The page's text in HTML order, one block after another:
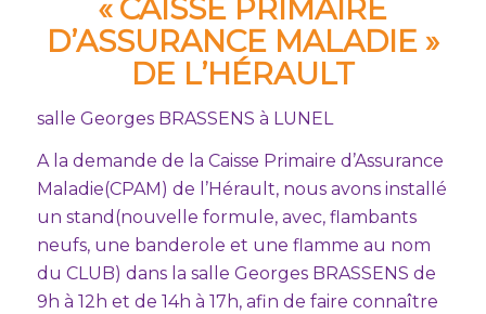
« CAISSE PRIMAIRE
D’ASSURANCE MALADIE »
DE L’HÉRAULT
salle Georges BRASSENS à LUNEL
A la demande de la Caisse Primaire d’Assurance
Maladie(CPAM) de l’Hérault, nous avons installé
un stand(nouvelle formule, avec, flambants
neufs, une banderole et une flamme au nom
du CLUB) dans la salle Georges BRASSENS de
9h à 12h et de 14h à 17h, afin de faire connaître